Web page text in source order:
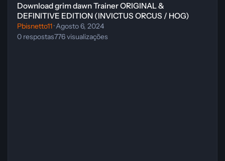
Download grim dawn Trainer ORIGINAL &
DEFINITIVE EDITION (INVICTUS ORCUS / HOG)
Pbisnetto11·Agosto 6, 2024
0 respostas776visualizações